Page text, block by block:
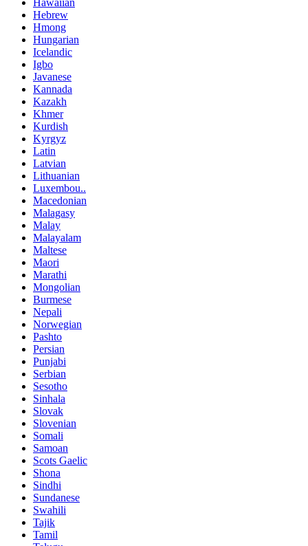
Hawaiian
Hebrew
Hmong
Hungarian
Icelandic
Igbo
Javanese
Kannada
Kazakh
Khmer
Kurdish
Kyrgyz
Latin
Latvian
Lithuanian
Luxembou..
Macedonian
Malagasy
Malay
Malayalam
Maltese
Maori
Marathi
Mongolian
Burmese
Nepali
Norwegian
Pashto
Persian
Punjabi
Serbian
Sesotho
Sinhala
Slovak
Slovenian
Somali
Samoan
Scots Gaelic
Shona
Sindhi
Sundanese
Swahili
Tajik
Tamil